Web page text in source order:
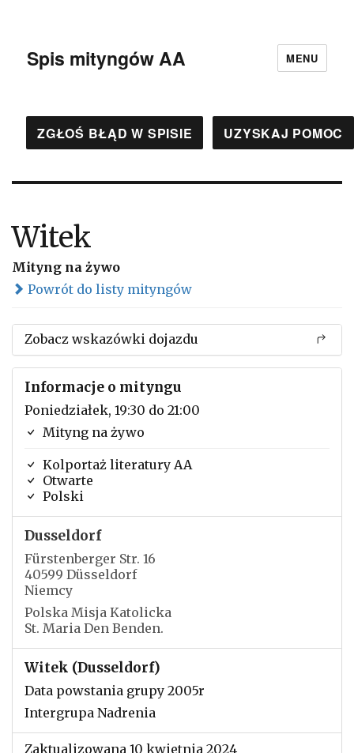
Spis mityngów AA MENU
ZGŁOŚ BŁĄD W SPISIE UZYSKAJ POMOC
Witek
Mityng na żywo
Powrót do listy mityngów
Zobacz wskazówki dojazdu
Informacje o mityngu
Poniedziałek, 19:30 do 21:00
Mityng na żywo
Kolportaż literatury AA
Otwarte
Polski
Dusseldorf
Fürstenberger Str. 16
40599 Düsseldorf
Niemcy
Polska Misja Katolicka
St. Maria Den Benden.
Witek (Dusseldorf)
Data powstania grupy 2005r
Intergrupa Nadrenia
Zaktualizowana 10 kwietnia 2024